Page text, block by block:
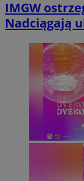
IMGW
Nadciągają